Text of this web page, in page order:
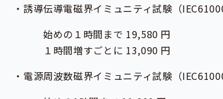
・誘導伝導電磁界イミュニティ試験（
始めの１時間まで 19,580 円
１時間増すごとに 13,090 円
・電源周波数磁界イミュニティ試験（